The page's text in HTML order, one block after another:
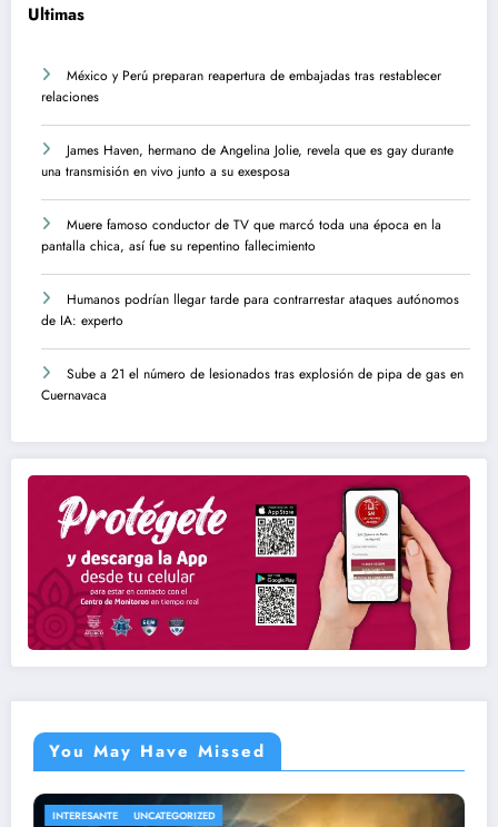
Ultimas
México y Perú preparan reapertura de embajadas tras restablecer
relaciones
James Haven, hermano de Angelina Jolie, revela que es gay durante
una transmisión en vivo junto a su exesposa
Muere famoso conductor de TV que marcó toda una época en la
pantalla chica, así fue su repentino fallecimiento
Humanos podrían llegar tarde para contrarrestar ataques autónomos
de IA: experto
Sube a 21 el número de lesionados tras explosión de pipa de gas en
Cuernavaca
You May Have Missed
NACIONAL